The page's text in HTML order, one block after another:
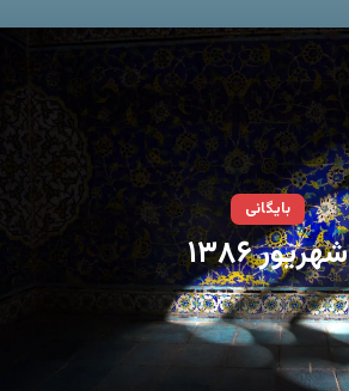
بایگانی
شهریور ۱۳۸۶